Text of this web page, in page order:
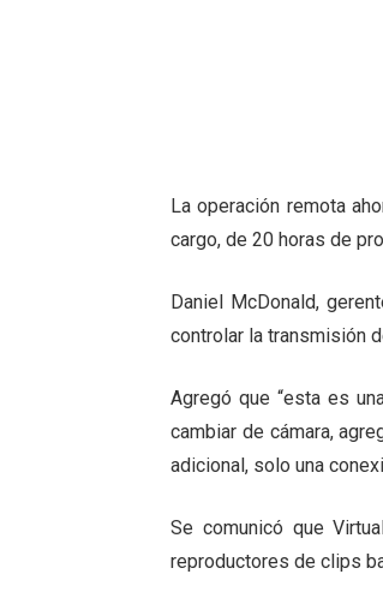
La operación remota
cargo, de 20 horas de
Daniel McDonald,
controlar la transmisión
Agregó que “esta es
cambiar de cámara,
adicional, solo una
Se comunicó que
reproductores de clips